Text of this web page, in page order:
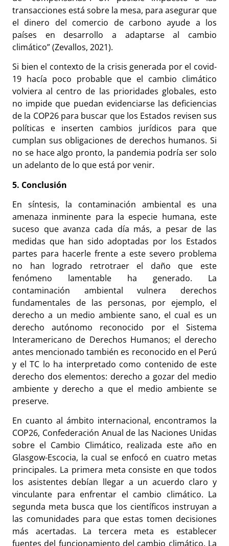
transacciones está sobre la mesa, para asegurar que
el dinero del comercio de carbono ayude a los
países en desarrollo a adaptarse al cambio
climático” (Zevallos, 2021).
Si bien el contexto de la crisis generada por el covid-
19 hacía poco probable que el cambio climático
volviera al centro de las prioridades globales, esto
no impide que puedan evidenciarse las deficiencias
de la COP26 para buscar que los Estados revisen sus
políticas e inserten cambios jurídicos para que
cumplan sus obligaciones de derechos humanos. Si
no se hace algo pronto, la pandemia podría ser solo
un adelanto de lo que está por venir.
5. Conclusión
En síntesis, la contaminación ambiental es una
amenaza inminente para la especie humana, este
suceso que avanza cada día más, a pesar de las
medidas que han sido adoptadas por los Estados
partes para hacerle frente a este severo problema
no han logrado retrotraer el daño que este
fenómeno lamentable ha generado. La
contaminación ambiental vulnera derechos
fundamentales de las personas, por ejemplo, el
derecho a un medio ambiente sano, el cual es un
derecho autónomo reconocido por el Sistema
Interamericano de Derechos Humanos; el derecho
antes mencionado también es reconocido en el Perú
y el TC lo ha interpretado como contenido de este
derecho dos elementos: derecho a gozar del medio
ambiente y derecho a que el medio ambiente se
preserve.
En cuanto al ámbito internacional, encontramos la
COP26, Confederación Anual de las Naciones Unidas
sobre el Cambio Climático, realizada este año en
Glasgow-Escocia, la cual se enfocó en cuatro metas
principales. La primera meta consiste en que todos
los asistentes debían llegar a un acuerdo claro y
vinculante para enfrentar el cambio climático. La
segunda meta busca que los científicos instruyan a
las comunidades para que estas tomen decisiones
más acertadas. La tercera meta es establecer
fuentes del funcionamiento del cambio climático. La